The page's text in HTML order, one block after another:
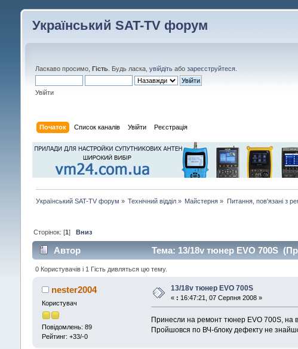
Український SAT-TV форум
Ласкаво просимо, Гість. Будь ласка, увійдітьабо зареєструйтеся.
Увійти
Початок Список каналів Увійти Реєстрація
Український SAT-TV форум » Технічний відділ » Майстерня » Питання, пов'язані з
Сторінок: [1] Вниз
Автор Тема: 13/18v тюнер EVO 700S
0 Користувачів і 1 Гість дивляться цю тему.
nester2004
Користувач
Повідомлень: 89
Рейтинг: +33/-0
13/18v тюнер EVO 700S
« : 16:47:21, 07 Серпня 2008 »
Принесли на ремонт тюнер EVO 700S, на
Пройшовся по ВЧ-блоку дефекту не